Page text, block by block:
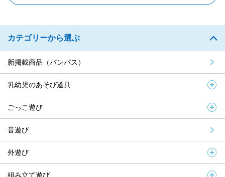
カテゴリーから選ぶ
新掲載商品（バンパス）
乳幼児のあそび道具
ごっこ遊び
音遊び
外遊び
組み立て遊び